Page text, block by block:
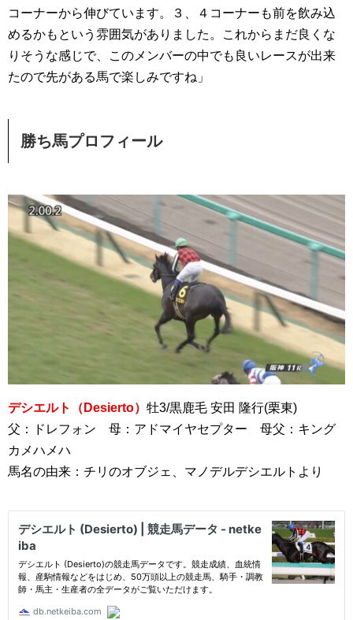
コーナーから伸びています。３、４コーナーも前を飲み込
めるかもという雰囲気がありました。これからまだ良くな
りそうな感じで、このメンバーの中でも良いレースが出来
たので先がある馬で楽しみですね」
勝ち馬プロフィール
デシエルト（Desierto） 牡3/黒鹿毛 安田 隆行(栗東)
父：ドレフォン 母：アドマイヤセプター 母父：キング
カメハメハ
馬名の由来：チリのオブジェ、マノデルデシエルトより